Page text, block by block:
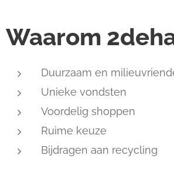
Waarom
Duurzaam en
Unieke vondsten
Voordelig shoppen
Ruime keuze
Bijdragen aan recycling